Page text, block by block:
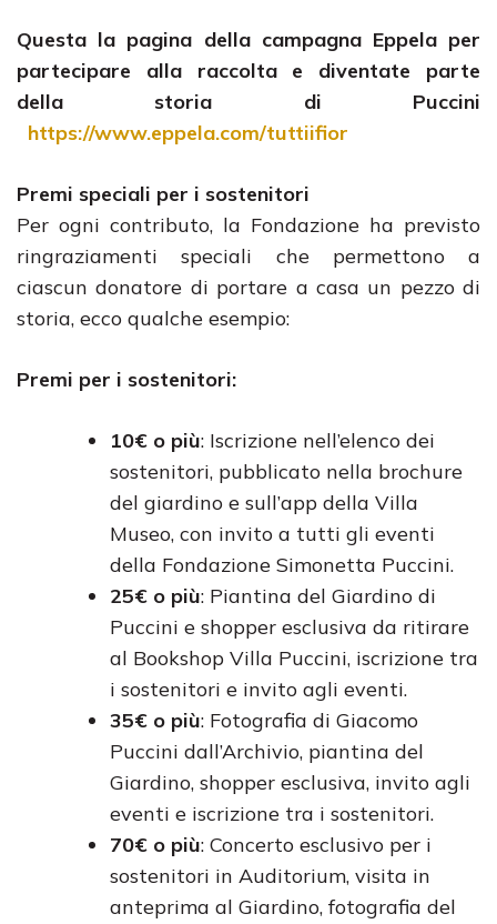
Questa la pagina della campagna Eppela per
partecipare alla raccolta e diventate parte
della storia di Puccini
https://www.eppela.com/tuttiifior
Premi speciali per i sostenitori
Per ogni contributo, la Fondazione ha previsto
ringraziamenti speciali che permettono a
ciascun donatore di portare a casa un pezzo di
storia, ecco qualche esempio:
Premi per i sostenitori:
10€ o più: Iscrizione nell’elenco dei
sostenitori, pubblicato nella brochure
del giardino e sull’app della Villa
Museo, con invito a tutti gli eventi
della Fondazione Simonetta Puccini.
25€ o più: Piantina del Giardino di
Puccini e shopper esclusiva da ritirare
al Bookshop Villa Puccini, iscrizione tra
i sostenitori e invito agli eventi.
35€ o più: Fotografia di Giacomo
Puccini dall’Archivio, piantina del
Giardino, shopper esclusiva, invito agli
eventi e iscrizione tra i sostenitori.
70€ o più: Concerto esclusivo per i
sostenitori in Auditorium, visita in
anteprima al Giardino, fotografia del